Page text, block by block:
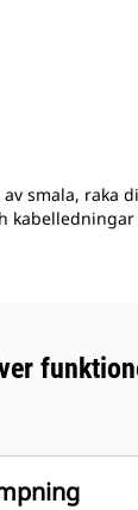
smala, raka